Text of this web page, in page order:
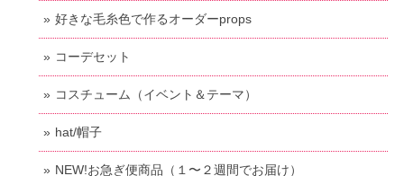
好きな毛糸色で作るオーダーprops
コーデセット
コスチューム（イベント＆テーマ）
hat/帽子
NEW!お急ぎ便商品（１〜２週間でお届け）